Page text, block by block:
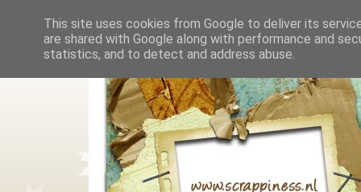
This site uses cookies from Google to deliver its
are shared with Google along with performance and
statistics, and to detect and address abuse.